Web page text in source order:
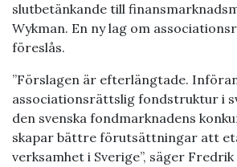
slutbetänkande till
Wykman. En ny lag om
föreslås.
”Förslagen är efterlängtade.
associationsrättslig fondstruktur i
den svenska fondmarknadens
skapar bättre förutsättningar att
verksamhet i Sverige”, säger